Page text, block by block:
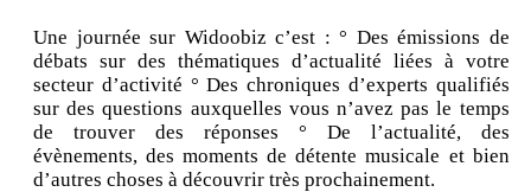
Une journée sur Widoobiz c’est : ° Des émissions de
débats sur des thématiques d’actualité liées à votre
secteur d’activité ° Des chroniques d’experts qualifiés
sur des questions auxquelles vous n’avez pas le temps
de trouver des réponses ° De l’actualité, des
évènements, des moments de détente musicale et bien
d’autres choses à découvrir très prochainement.